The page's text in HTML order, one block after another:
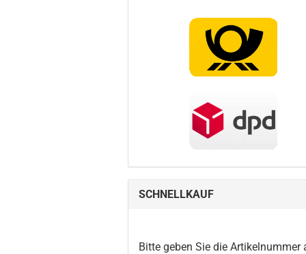
SCHNELLKAUF
BITTE
Bitte geben Sie die Artikelnummer